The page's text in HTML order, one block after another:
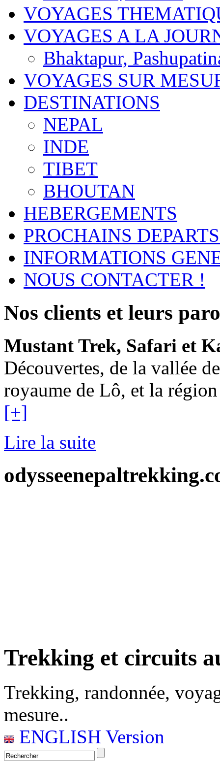
VOYAGES
VOYAGES A LA
Bhaktapur,
VOYAGES SUR
DESTINATIONS
NEPAL
INDE
TIBET
BHOUTAN
HEBERGEMENTS
PROCHAINS
INFORMATIONS
NOUS CONTACTER !
Nos clients et leurs
Mustant Trek, Safari et
Découvertes, de la vallée
royaume de Lô, et la
[+]
Lire la suite
Trekking et circuits
Trekking, randonnée,
mesure..
ENGLISH Version